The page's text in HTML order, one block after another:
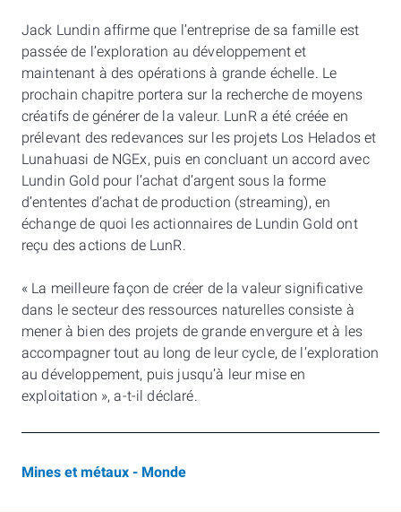
Jack Lundin affirme que l’entreprise de sa famille est
passée de l’exploration au développement et
maintenant à des opérations à grande échelle. Le
prochain chapitre portera sur la recherche de moyens
créatifs de générer de la valeur. LunR a été créée en
prélevant des redevances sur les projets Los Helados et
Lunahuasi de NGEx, puis en concluant un accord avec
Lundin Gold pour l’achat d’argent sous la forme
d’ententes d’achat de production (streaming), en
échange de quoi les actionnaires de Lundin Gold ont
reçu des actions de LunR.
« La meilleure façon de créer de la valeur significative
dans le secteur des ressources naturelles consiste à
mener à bien des projets de grande envergure et à les
accompagner tout au long de leur cycle, de l’exploration
au développement, puis jusqu’à leur mise en
exploitation », a-t-il déclaré.
Mines et métaux - Monde